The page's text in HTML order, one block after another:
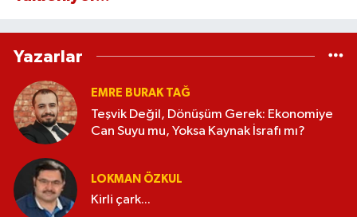
Yazarlar
EMRE BURAK TAĞ
Teşvik Değil, Dönüşüm Gerek: Ekonomiye
Can Suyu mu, Yoksa Kaynak İsrafı mı?
LOKMAN ÖZKUL
Kirli çark...